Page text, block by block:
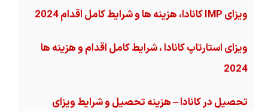
ویزای IMP کانادا، هزینه ها و شرایط کامل اقدام 2024
ویزای استارتاپ کانادا ، شرایط کامل اقدام و هزینه ها
2024
تحصیل در کانادا – هزینه‌ تحصیل و شرایط ویزای